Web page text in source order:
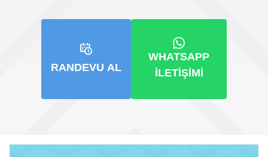
RANDEVU AL
WHATSAPP
İLETIŞIMI